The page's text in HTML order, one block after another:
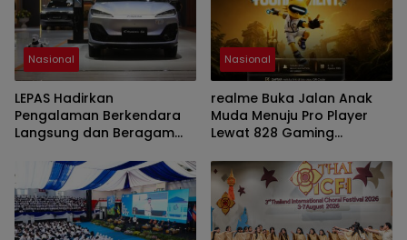
Nasional
LEPAS Hadirkan
Pengalaman Berkendara
Langsung dan Beragam
Nasional
realme Buka Jalan Anak
Muda Menuju Pro Player
Lewat 828 Gaming